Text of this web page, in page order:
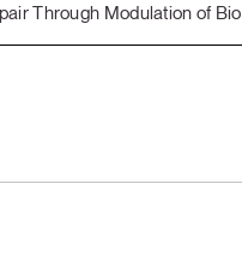
Through Modulation of